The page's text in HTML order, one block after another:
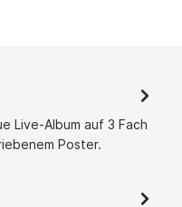
Live-Album auf 3 Fach
Poster.